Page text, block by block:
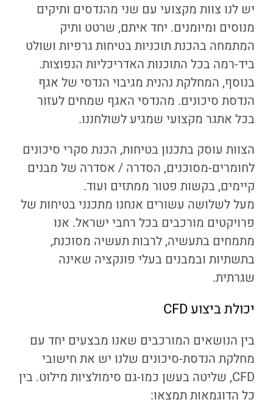
יש לנו צוות מקצועי עם שני מהנדסים ותיקים
מנוסים ומיומנים. יחד איתם, שרטט ותיק
המתמחה בהכנת תוכניות בטיחות גרפיות ושולט
ביד-רמה בכל התוכנות האדריכליות הנפוצות.
בנוסף, המחלקת נהנית מגיבוי הנדסי של אגף
הנדסת סיכונים. מהנדסי האגף שמחים לעזור
בכל אתגר מקצועי שמגיע לשולחננו.
הצוות עוסק בתכנון בטיחות, הכנת סקרי סיכונים
לחומרים-מסוכנים, הסדרה / אסדרה של מבנים
קיימים, בקשות פטור ממתזים ועוד.
מעל לשלושה עשורים אנחנו מתכנני בטיחות של
פרויקטים מורכבים בכל רחבי ישראל. אנו
מתמחים בתעשיה, לרבות תעשיה מסוכנת,
בתשתיות ובמבנים בעלי פונקציה שאינה
שגרתית.
יכולת ביצוע CFD
בין הנושאים המורכבים שאנו מבצעים יחד עם
מחלקת הנדסת-סיכונים שלנו יש את חישובי
CFD, שליטה בעשן כמו-גם סימולציות מילוט. בין
כל הדוגמאות תמצאו: